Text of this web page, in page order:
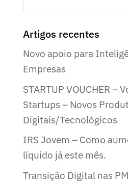
Artigos recentes
Novo apoio para
Empresas
STARTUP VOUCHER –
Startups – Novos
Digitais/Tecnológicos
IRS Jovem – Como
líquido já este mês.
Transição Digital nas